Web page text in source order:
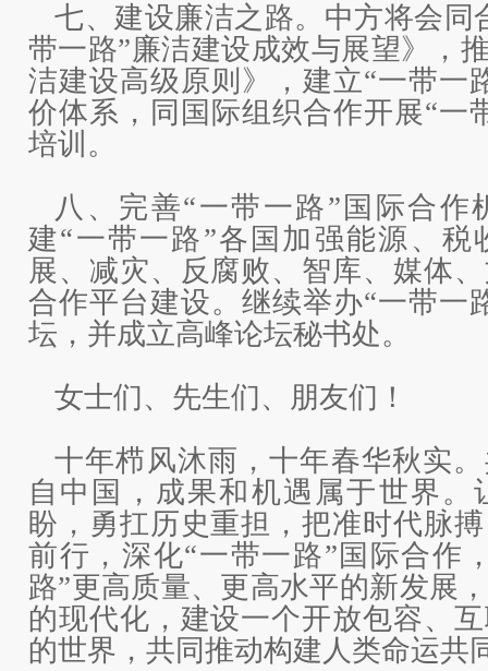
七、建设廉洁之路。中方将会同
带一路”廉洁建设成效与展望》，
洁建设高级原则》，建立“一带一
价体系，同国际组织合作开展“一
培训。
八、完善“一带一路”国际合作
建“一带一路”各国加强能源、税
展、减灾、反腐败、智库、媒体
合作平台建设。继续举办“一带一
坛，并成立高峰论坛秘书处。
女士们、先生们、朋友们！
十年栉风沐雨，十年春华秋实
自中国，成果和机遇属于世界。
盼，勇扛历史重担，把准时代脉
前行，深化“一带一路”国际合作
路”更高质量、更高水平的新发展
的现代化，建设一个开放包容、
的世界，共同推动构建人类命运共